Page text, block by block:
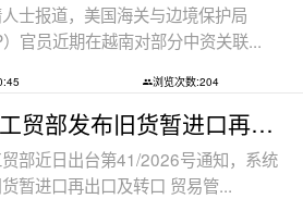
士报道，美国海关与边境保护局
）官员近期在越南对部分中资关联...
浏览次数:204
越南工贸部发布旧货暂进口再出口新规：
部近日出台第41/2026号通知，系统
暂进口再出口及转口 贸易管...